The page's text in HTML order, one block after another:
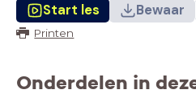
Start les Bewaar
Printen
Onderdelen in